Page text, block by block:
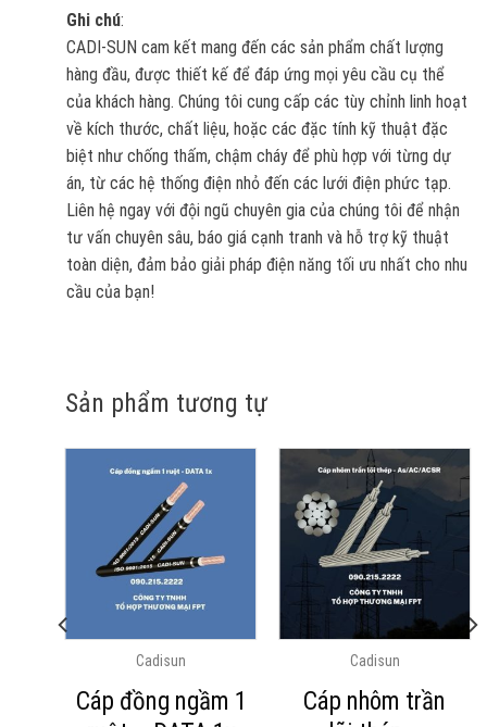
Ghi chú:
CADI-SUN cam kết mang đến các sản phẩm chất lượng
hàng đầu, được thiết kế để đáp ứng mọi yêu cầu cụ thể
của khách hàng. Chúng tôi cung cấp các tùy chỉnh linh hoạt
về kích thước, chất liệu, hoặc các đặc tính kỹ thuật đặc
biệt như chống thấm, chậm cháy để phù hợp với từng dự
án, từ các hệ thống điện nhỏ đến các lưới điện phức tạp.
Liên hệ ngay với đội ngũ chuyên gia của chúng tôi để nhận
tư vấn chuyên sâu, báo giá cạnh tranh và hỗ trợ kỹ thuật
toàn diện, đảm bảo giải pháp điện năng tối ưu nhất cho nhu
cầu của bạn!
Sản phẩm tương tự
Cadisun
Cáp đồng ngầm 1
Cadisun
Cáp nhôm trần